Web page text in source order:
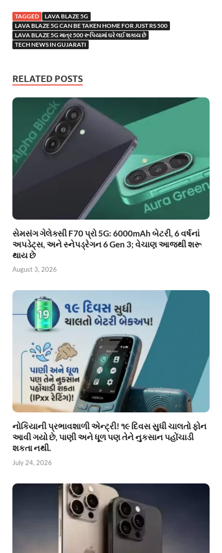
TAGGED
LAVA BLAZE 5G
LAVA BLAZE 5G CAN BE TAKEN HOME FOR JUST RS 500
LAVA BLAZE 5G માત્ર 500 રૂપિયામાં ઘરે લઈ શકાય છે
TECH NEWS IN GUJARATI
RELATED POSTS
સેમસંગ ગેલેક્સી F70 પ્રો 5G: 6000mAh બેટરી, 6 વર્ષનાં
અપડેટ્સ, અને સ્નેપડ્રેગન 6 Gen 3; વેચાણ આજથી શરૂ
થાય છે
August 3, 2026
નોકિયાની પ્રભાવશાળી એન્ટ્રી! ૧૯ દિવસ સુધી ચાલતો ફોન
આવી ગયો છે, પાણી અને ધૂળ પણ તેને નુકસાન પહોંચાડી
શકતા નથી.
July 24, 2026